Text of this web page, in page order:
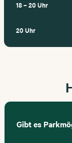
18 – 20 Uhr
20 Uhr
Gibt es